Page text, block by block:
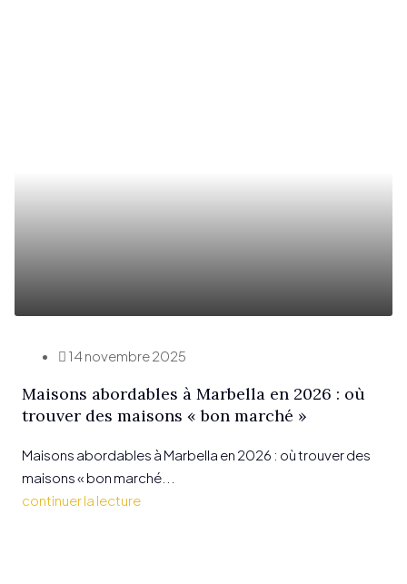
14 novembre 2025
Maisons abordables à Marbella en 2026 : où
trouver des maisons « bon marché »
Maisons abordables à Marbella en 2026 : où trouver des
maisons « bon marché...
continuer la lecture